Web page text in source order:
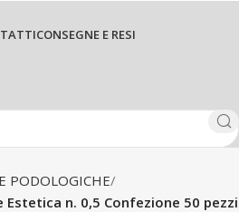
CONSEGNE E RESI
PODOLOGICHE
Estetica n. 0,5 Confezione 50 pezzi